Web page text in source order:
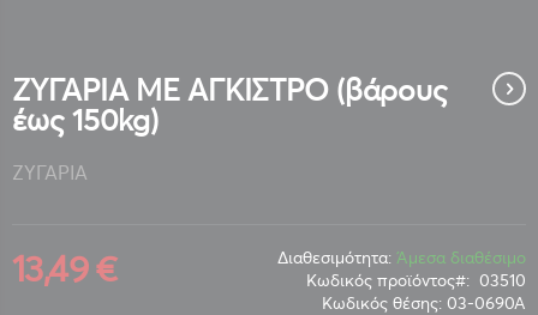
της
συλλογής
εικόνων
ΖΥΓΑΡΙΑ ΜΕ ΑΓΚΙΣΤΡΟ (βάρους
έως 150kg)
ΖΥΓΑΡΙΑ
13,49 € Διαθεσιμότητα: Άμεσα διαθέσιμο
Κωδικός προϊόντος
03510
Κωδικός θέσης: 03-0690Α